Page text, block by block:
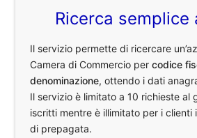
Ricerca semplice
Il servizio permette di ricercare
Camera di Commercio percodice
denominazione, ottendo i dati
Il servizio è limitato a 10 richieste al
iscritti mentre è illimitato per i clienti
di prepagata.